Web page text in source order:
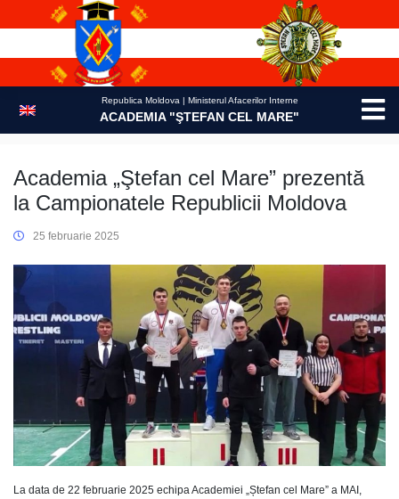
Republica Moldova | Ministerul Afacerilor Interne
ACADEMIA "ŞTEFAN CEL MARE"
Academia „Ştefan cel Mare” prezentă
la Campionatele Republicii Moldova
25 februarie 2025
La data de 22 februarie 2025 echipa Academiei „Ștefan cel Mare” a MAI,